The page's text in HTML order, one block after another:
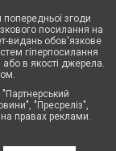
згоди
посилання на
видань обов'язкове
гіперпосилання
або в якості джерела.
"Пресреліз",
правах реклами.